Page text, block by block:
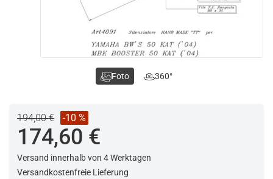
194,00 € -10 %
174,60 €
Versand innerhalb von 4 Werktagen
Versandkostenfreie Lieferung
Foto 360°